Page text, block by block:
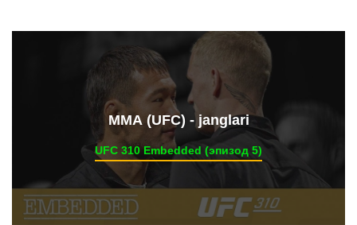
ММА (UFC) - janglari
UFC 310 Embedded (эпизод 5)